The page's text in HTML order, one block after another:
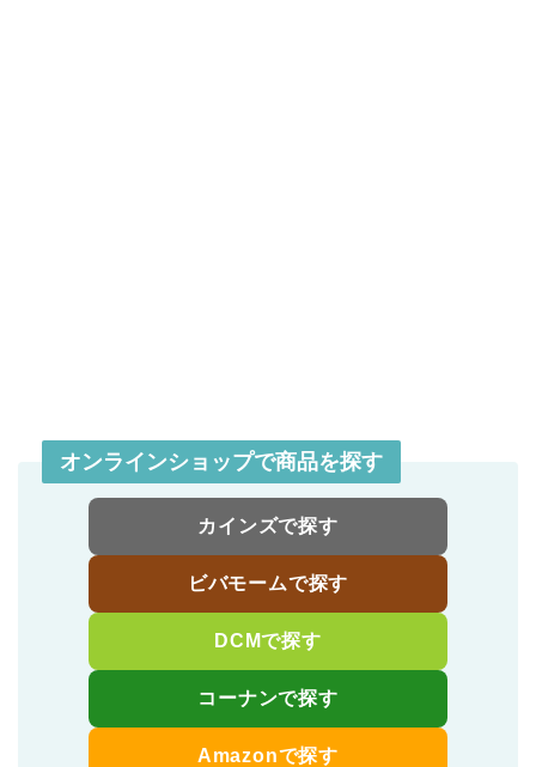
オンラインショップで商品を探す
カインズで探す
ビバモームで探す
DCMで探す
コーナンで探す
Amazonで探す